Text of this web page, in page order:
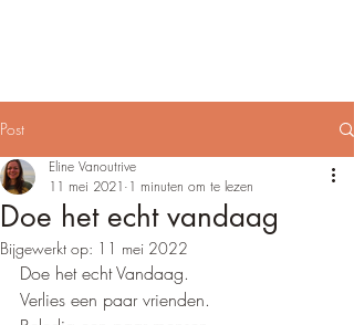
Post
Doe het echt vandaag
Eline Vanoutrive
11 mei 2021 1 minuten om te lezen
Bijgewerkt op: 11 mei 2022
Doe het echt Vandaag.
Verlies een paar vrienden.